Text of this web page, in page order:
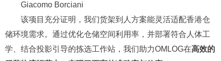
Giacomo Borciani
该项目充分证明，我们货架到人方案能灵活适配香港仓
储环境需求。通过优化仓储空间利用率，并部署符合人体工
学、结合投影引导的拣选工作站，我们助力OMLOG在高效的